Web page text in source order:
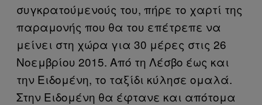
συγκρατούμενούς του, πήρε το χαρτί της
παραμονής που θα του επέτρεπε να
μείνει στη χώρα για 30 μέρες στις 26
Νοεμβρίου 2015. Από τη Λέσβο έως και
την Ειδομένη, το ταξίδι κύλησε ομαλά.
Στην Ειδομένη θα έφτανε και απότομα